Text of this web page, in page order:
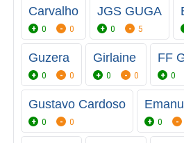
Carvalho
0 0
JGS GUGA
0 5
Guzera
0 0
Girlaine
0 0
FF
0
Gustavo Cardoso
0 0 0